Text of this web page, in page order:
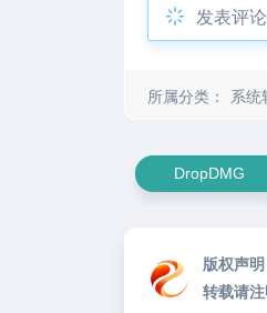
发表评
所属分类： 系统
DropDMG
版权声明
转载请注